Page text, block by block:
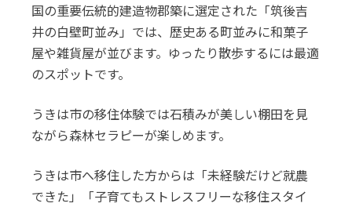
国の重要伝統的建造物郡築に選定された「筑後吉
井の白壁町並み」では、歴史ある町並みに和菓子
屋や雑貨屋が並びます。ゆったり散歩するには最適
のスポットです。
うきは市の移住体験では石積みが美しい棚田を見
ながら森林セラピーが楽しめます。
うきは市へ移住した方からは「未経験だけど就農
できた」「子育てもストレスフリーな移住スタイ